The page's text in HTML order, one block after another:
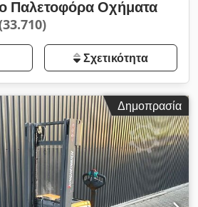
Παλετοφόρα Οχήματα
Σχετικότητα
Δημοπρασία